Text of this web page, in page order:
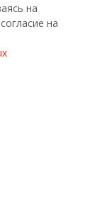
на
на